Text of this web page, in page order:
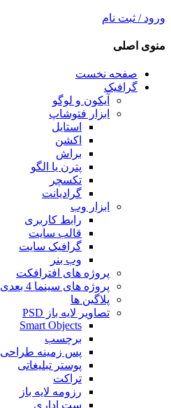
ورود / ثبت نام
منوی اصلی
صفحه نخست
گرافیک
آیکون و لوگو
ابزار فتوشاپ
استایل
اکشن
براش
پترن یا الگو
تکسچر
گرادیانت
ابزار وب
رابط کاربری
قالب سایت
گرافیک سایت
وب بنر
پروژه های افترافکت
پروژه های سینما 4 بعدی
پلاگین ها
تصاویر لایه باز PSD
Smart Objects
برچسب
پس زمینه طراحی
پوستر تبلیغاتی
تراکت
رزومه لایه باز
ست اداری